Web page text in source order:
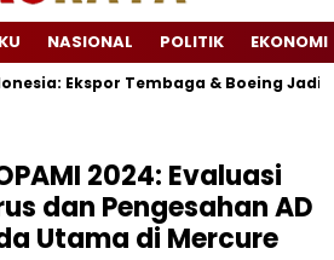
NASIONAL POLITIK EKONOMI
Tembaga & Boeing Jadi
2024: Evaluasi
dan Pengesahan AD
Utama di Mercure